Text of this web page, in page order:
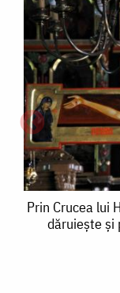
Prin
Crucea
Prin Crucea lui
dăruiește și